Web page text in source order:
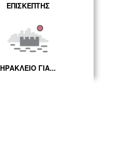
ΕΠΙΣΚΕΠΤΗΣ
ΗΡΑΚΛΕΙΟ ΓΙΑ...